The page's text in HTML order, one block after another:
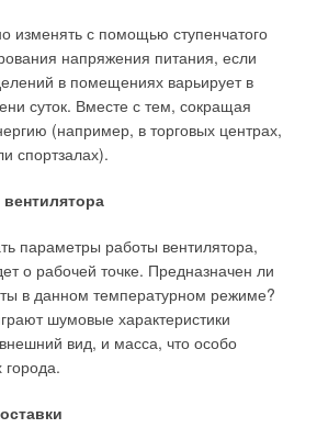
изменять с помощью ступенчатого
напряжения питания, если
в помещениях варьирует в
суток. Вместе с тем, сокращая
(например, в торговых центрах,
спортзалах).
параметры работы вентилятора,
о рабочей точке. Предназначен ли
в данном температурном режиме?
шумовые характеристики
вид, и масса, что особо
города.
Масштаб России сказывается и
Viega к этому готова. Специально
объектах фирма Viega
еще одну новинку: расширенную
прессфитингами и трубами из
до 108 мм.
и монтажникам выбрать
требованиям эксплуатации
будь то медь,нержавейка, оцинковка
Главное, что наши пресс-системы —
монтажа, а также абсолютная
наших металлических
давление 16 атм не вызывают